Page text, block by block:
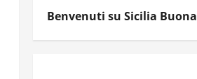
Benvenuti su Sicilia Buona